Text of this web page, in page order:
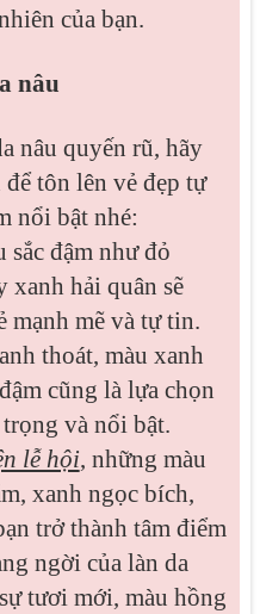
của bạn.
nâu
nâu quyến rũ, hãy
tôn lên vẻ đẹp tự
nổi bật nhé:
sắc đậm như đỏ
xanh hải quân sẽ
mạnh mẽ và tự tin.
thoát, màu xanh
cũng là lựa chọn
và nổi bật.
lễ hội, những màu
xanh ngọc bích,
trở thành tâm điểm
ngời của làn da
tươi mới, màu hồng